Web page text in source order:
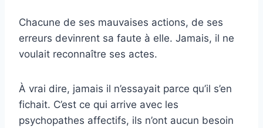
Chacune de ses mauvaises actions, de ses
erreurs devinrent sa faute à elle. Jamais, il ne
voulait reconnaître ses actes.
À vrai dire, jamais il n’essayait parce qu’il s’en
fichait. C’est ce qui arrive avec les
psychopathes affectifs, ils n’ont aucun besoin